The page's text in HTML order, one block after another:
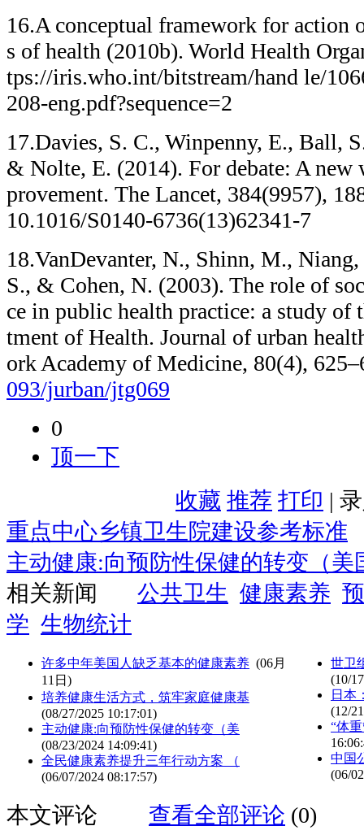
16.A conceptual framework for action
s of health (2010b). World Health
tps://iris.who.int/bitstream/hand le/
208-eng.pdf?sequence=2
17.Davies, S. C., Winpenny, E., Ball,
& Nolte, E. (2014). For debate: A
provement. The Lancet, 384(9957),
10.1016/S0140-6736(13)62341-7
18.VanDevanter, N., Shinn, M.,
S., & Cohen, N. (2003). The role of
ce in public health practice: a study of
tment of Health. Journal of urban
ork Academy of Medicine, 80(4),
093/jurban/jtg069
0
顶一下
收藏 推荐 打印 |
重点中心乡镇卫生院建设参考标准
主动健康:向预防性保健的转变（美
相关新闻
公共卫生 健康素养
学 生物统计
许多中年美国人缺乏基本的健康素养 (06月
11日)
培养健康生活方式，筑牢家庭健康基
(08/27/2025 10:17:01)
主动健康:向预防性保健的转变（美
(08/23/2024 14:09:41)
全民健康素养提升三年行动方案 （
(06/07/2024 08:17:57)
世卫
(10/
日本
(12/
“体
中国
(06/
本文评论 查看全部评论 (0)